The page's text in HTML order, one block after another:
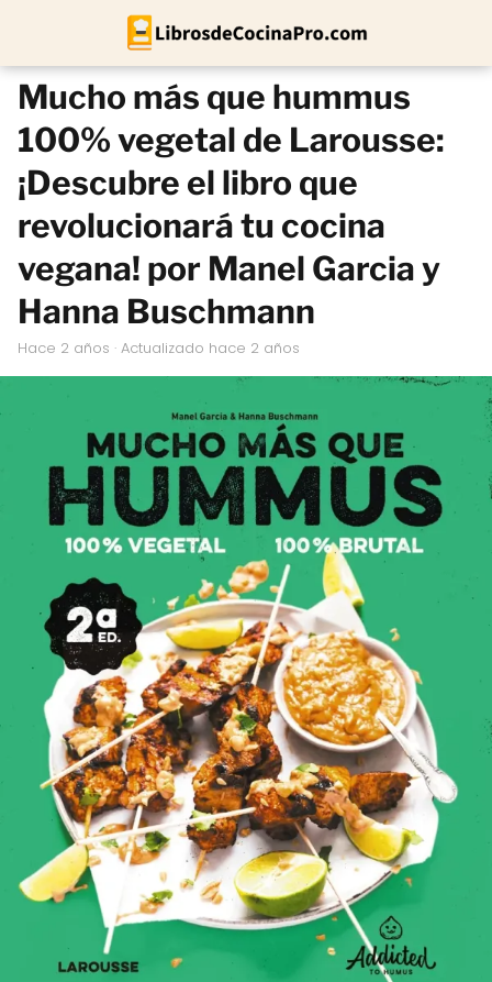
Mucho más que hummus
100% vegetal de Larousse:
¡Descubre el libro que
revolucionará tu cocina
vegana! por Manel Garcia y
Hanna Buschmann
hace 2 años · Actualizado hace 2 años